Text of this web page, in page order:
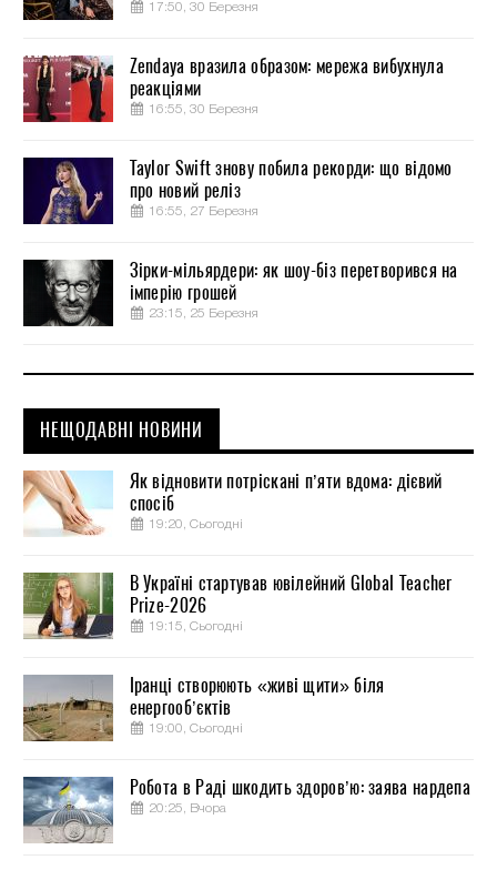
17:50, 30 Березня
Zendaya вразила образом: мережа вибухнула
реакціями
16:55, 30 Березня
Taylor Swift знову побила рекорди: що відомо
про новий реліз
16:55, 27 Березня
Зірки-мільярдери: як шоу-біз перетворився на
імперію грошей
23:15, 25 Березня
НЕЩОДАВНІ НОВИНИ
Як відновити потріскані п’яти вдома: дієвий
спосіб
19:20, Сьогодні
В Україні стартував ювілейний Global Teacher
Prize-2026
19:15, Сьогодні
Іранці створюють «живі щити» біля
енергооб’єктів
19:00, Сьогодні
Робота в Раді шкодить здоров’ю: заява нардепа
20:25, Вчора